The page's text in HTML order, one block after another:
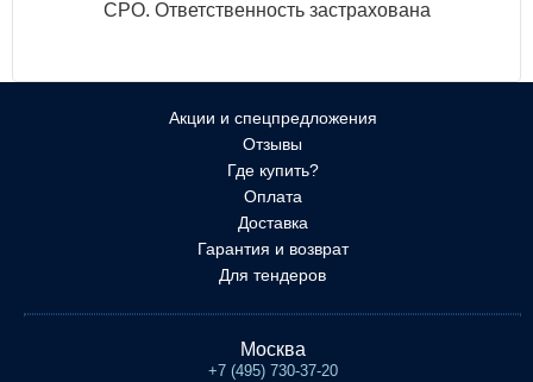
СРО. Ответственность застрахована
Акции и спецпредложения
Отзывы
Где купить?
Оплата
Доставка
Гарантия и возврат
Для тендеров
Москва
+7 (495) 730-37-20